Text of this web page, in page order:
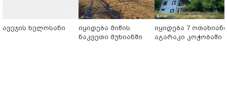
ავეჯის ხელოსანი
იყიდება მიწის
ნაკვეთი მუხიანში
იყიდება 7 ოთახიანი
აგარაკი კოჭობაში